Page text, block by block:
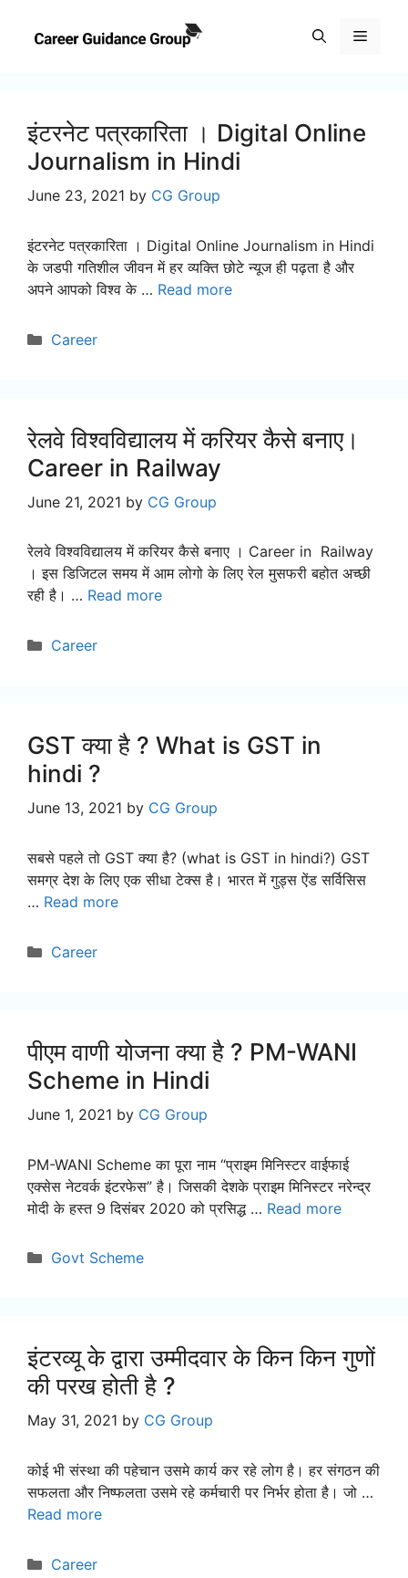
Menu
इंटरनेट पत्रकारिता । Digital Online
Journalism in Hindi
June 23, 2021 by CG Group
इंटरनेट पत्रकारिता । Digital Online Journalism in Hindi
के जडपी गतिशील जीवन में हर व्यक्ति छोटे न्यूज ही पढ़ता है और
अपने आपको विश्व के … Read more
Categories
Career
रेलवे विश्वविद्यालय में करियर कैसे बनाए।
Career in Railway
June 21, 2021 by CG Group
रेलवे विश्वविद्यालय में करियर कैसे बनाए । Career in Railway
। इस डिजिटल समय में आम लोगो के लिए रेल मुसफरी बहोत अच्छी
रही है। … Read more
Categories
Career
GST क्या है ? What is GST in
hindi ?
June 13, 2021 by CG Group
सबसे पहले तो GST क्या है? (what is GST in hindi?) GST
समग्र देश के लिए एक सीधा टेक्स है। भारत में गुड्स ऐंड सर्विसिस
… Read more
Categories
Career
पीएम वाणी योजना क्या है ? PM-WANI
Scheme in Hindi
June 1, 2021 by CG Group
PM-WANI Scheme का पूरा नाम “प्राइम मिनिस्टर वाईफाई
एक्सेस नेटवर्क इंटरफेस” है। जिसकी देशके प्राइम मिनिस्टर नरेन्द्र
मोदी के हस्त 9 दिसंबर 2020 को प्रसिद्ध … Read more
Categories
Govt Scheme
इंटरव्यू के द्वारा उम्मीदवार के किन किन गुणों
की परख होती है ?
May 31, 2021 by CG Group
कोई भी संस्था की पहेचान उसमे कार्य कर रहे लोग है। हर संगठन की
सफलता और निष्फलता उसमे रहे कर्मचारी पर निर्भर होता है। जो …
Read more
Categories
Career